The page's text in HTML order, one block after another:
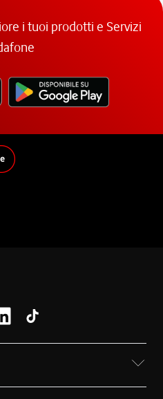
i tuoi prodotti e Servizi